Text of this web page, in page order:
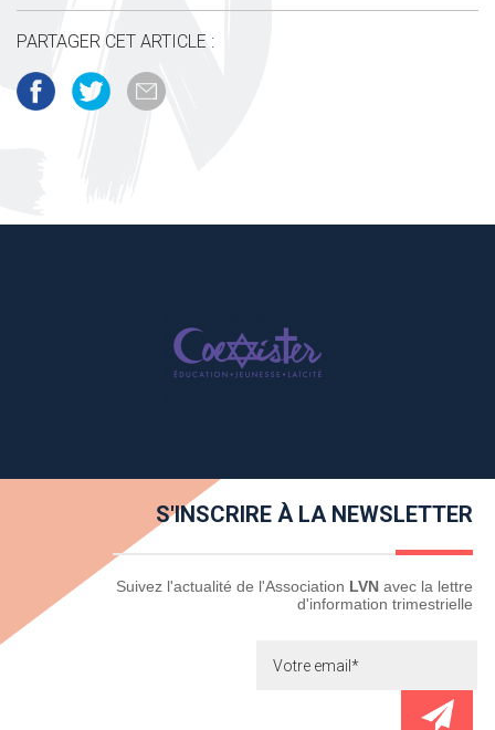
PARTAGER CET ARTICLE :
S'INSCRIRE À LA NEWSLETTER
Newsletter Suivez l'actualité de l'Association LVN avec la lettre
d'information trimestrielle